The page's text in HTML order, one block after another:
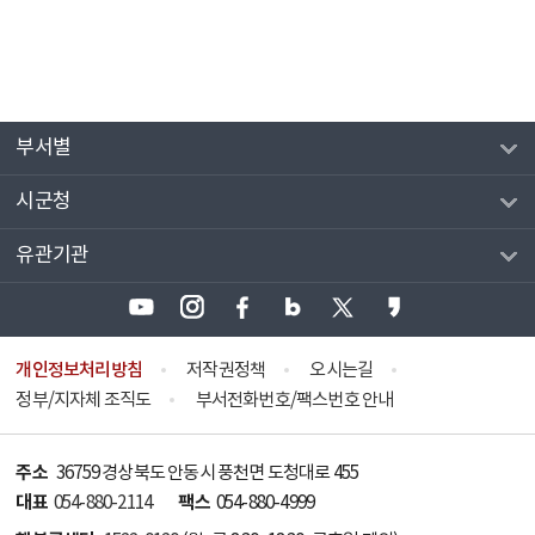
부서별
시군청
유관기관
개인정보처리방침 저작권정책
오시는길
정부/지자체 조직도
부서전화번호/팩스번호 안내
주소 36759 경상북도 안동시 풍천면 도청대로 455
대표 054-880-2114 팩스 054-880-4999